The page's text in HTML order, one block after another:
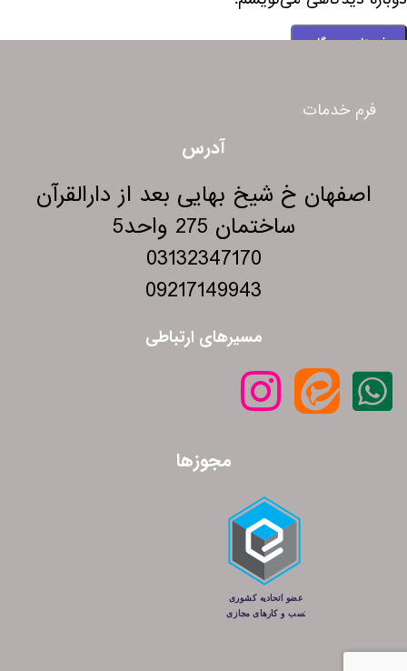
فرم خدمات
آدرس
اصفهان خ شیخ بهایی بعد از دارالقرآن
ساختمان 275 واحد5
03132347170
09217149943
مسیرهای ارتباطی
مجوزها